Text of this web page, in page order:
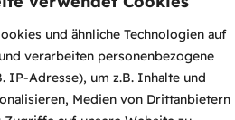
und ähnliche Technologien auf
verarbeiten personenbezogene
IP-Adresse), um z.B. Inhalte und
Medien von Drittanbietern